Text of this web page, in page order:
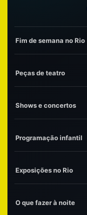
Fim de semana no Rio
Peças de teatro
Shows e concertos
Programação infantil
Exposições no Rio
O que fazer à noite